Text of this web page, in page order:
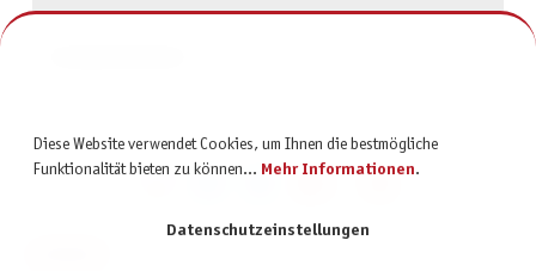
Diese Website verwendet Cookies, um Ihnen die bestmögliche
Funktionalität bieten zu können... Mehr Informationen.
Datenschutzeinstellungen